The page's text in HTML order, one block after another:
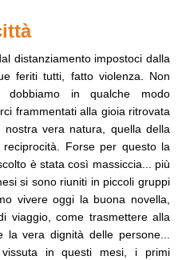
distanziamento impostoci dalla
feriti tutti, fatto violenza. Non
dobbiamo in qualche modo
frammentati alla gioia ritrovata
nostra vera natura, quella della
Forse per questo la
è stata così massiccia... più
si sono riuniti in piccoli gruppi
vivere oggi la buona novella,
viaggio, come trasmettere alla
vera dignità delle persone...
vissuta in questi mesi, i primi